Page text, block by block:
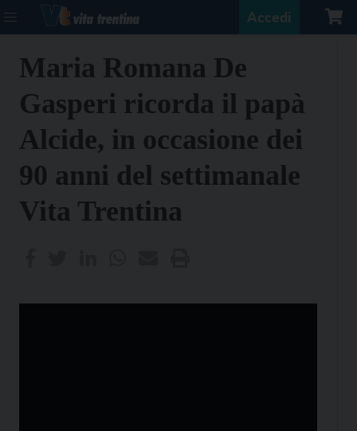
Accedi
Maria Romana De
Gasperi ricorda il papà
Alcide, in occasione dei
90 anni del settimanale
Vita Trentina